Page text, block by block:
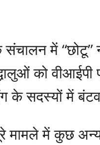
में “छोटू”
को वीआईपी
सदस्यों में
मामले में कुछ अन्य